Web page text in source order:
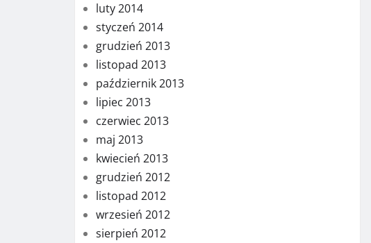
luty 2014
styczeń 2014
grudzień 2013
listopad 2013
październik 2013
lipiec 2013
czerwiec 2013
maj 2013
kwiecień 2013
grudzień 2012
listopad 2012
wrzesień 2012
sierpień 2012